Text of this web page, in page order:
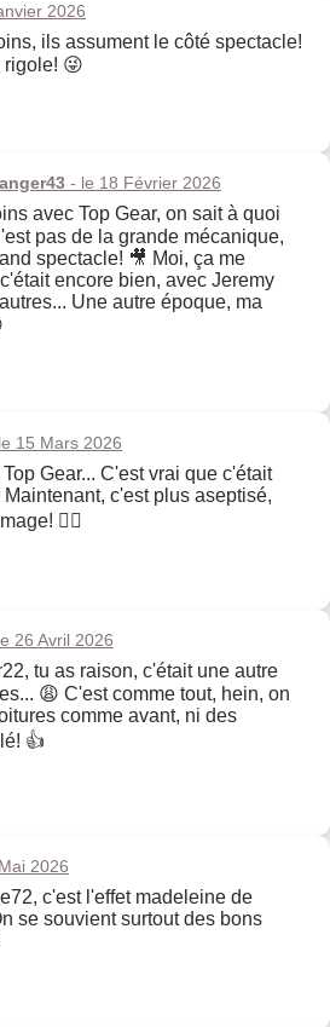
2026
ils assument le côté spectacle!
😜
- le 18 Février 2026
avec Top Gear, on sait à quoi
pas de la grande mécanique,
spectacle! 🎥 Moi, ça me
encore bien, avec Jeremy
Une autre époque, ma
15 Mars 2026
Gear... C'est vrai que c'était
c'est plus aseptisé,
🤷‍♀️
26 Avril 2026
tu as raison, c'était une autre
😩 C'est comme tout, hein, on
comme avant, ni des
👍
2026
c'est l'effet madeleine de
se souvient surtout des bons